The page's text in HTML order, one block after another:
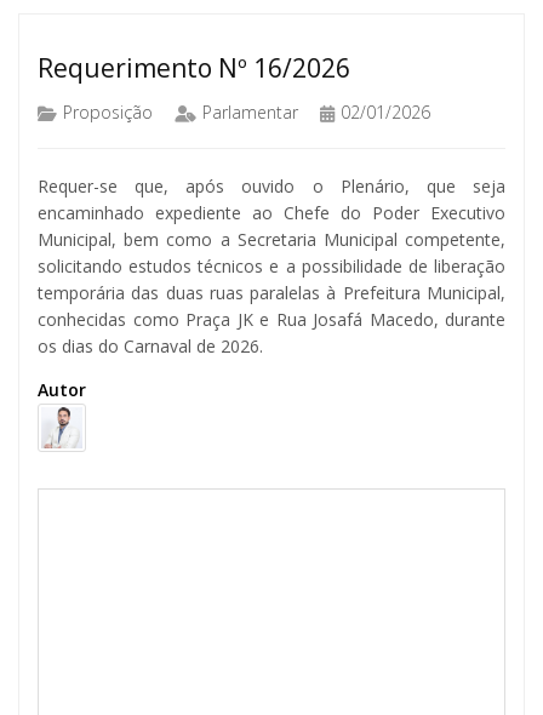
Requerimento Nº 16/2026
Proposição Parlamentar 02/01/2026
Requer-se que, após ouvido o Plenário, que seja
encaminhado expediente ao Chefe do Poder Executivo
Municipal, bem como a Secretaria Municipal competente,
solicitando estudos técnicos e a possibilidade de liberação
temporária das duas ruas paralelas à Prefeitura Municipal,
conhecidas como Praça JK e Rua Josafá Macedo, durante
os dias do Carnaval de 2026.
Autor